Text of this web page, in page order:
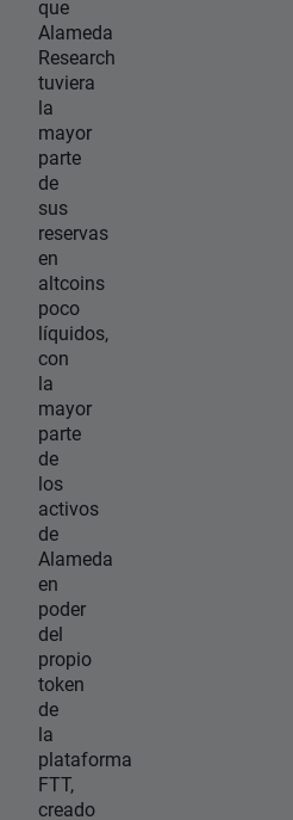
que
Alameda
Research
tuviera
la
mayor
parte
de
sus
reservas
en
altcoins
poco
líquidos,
con
la
mayor
parte
de
los
activos
de
Alameda
en
poder
del
propio
token
de
la
plataforma
FTT,
creado